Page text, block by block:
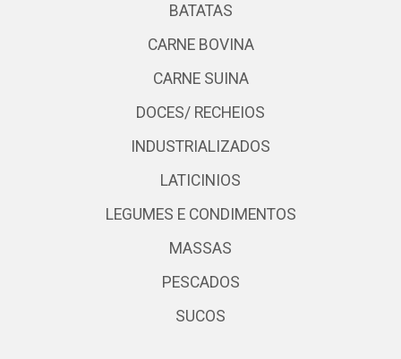
BATATAS
CARNE BOVINA
CARNE SUINA
DOCES/ RECHEIOS
INDUSTRIALIZADOS
LATICINIOS
LEGUMES E CONDIMENTOS
MASSAS
PESCADOS
SUCOS